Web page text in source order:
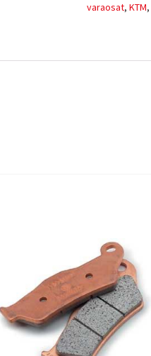
varaosat, KTM,